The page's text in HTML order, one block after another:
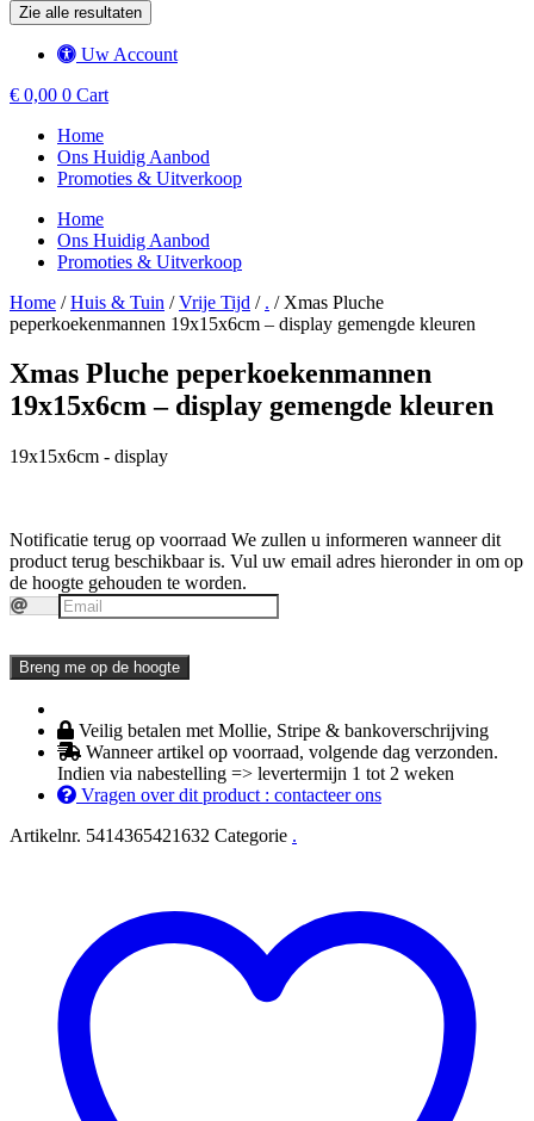
Zie alle resultaten
Uw Account
€ 0,00 0 Cart
Home
Ons Huidig Aanbod
Promoties & Uitverkoop
Home
Ons Huidig Aanbod
Promoties & Uitverkoop
Home /Huis & Tuin /Vrije Tijd / . / Xmas Pluche
peperkoekenmannen 19x15x6cm – display gemengde kleuren
Xmas Pluche peperkoekenmannen
19x15x6cm – display gemengde kleuren
19x15x6cm - display
Notificatie terug op voorraad We zullen u informeren wanneer dit
product terug beschikbaar is. Vul uw email adres hieronder in om op
de hoogte gehouden te worden.
Breng me op de hoogte
Veilig betalen met Mollie, Stripe & bankoverschrijving
Wanneer artikel op voorraad, volgende dag verzonden.
Indien via nabestelling => levertermijn 1 tot 2 weken
Vragen over dit product : contacteer ons
Artikelnr. 5414365421632 Categorie .